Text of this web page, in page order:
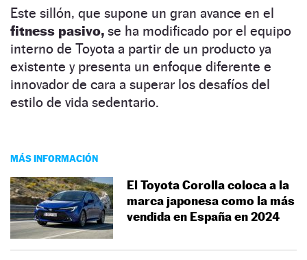
Este sillón, que supone un gran avance en el
fitness pasivo, se ha modificado por el equipo
interno de Toyota a partir de un producto ya
existente y presenta un enfoque diferente e
innovador de cara a superar los desafíos del
estilo de vida sedentario.
MÁS INFORMACIÓN
El Toyota Corolla coloca a la
marca japonesa como la más
vendida en España en 2024